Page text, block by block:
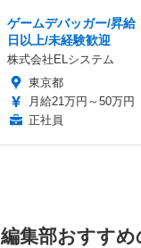
ゲームデバッガー/昇
日以上/未経験歓迎
株式会社ELシステム
東京都
月給21万円～50万円
正社員
編集部おすすめ